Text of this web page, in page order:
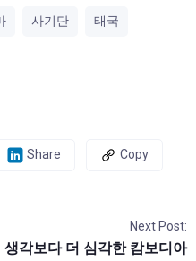
사기단 태국
Share Copy
Next Post:
생각보다 더 심각한 캄보디아